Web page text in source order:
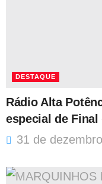
DESTAQUE
Rádio Alta
especial de Final
31 de